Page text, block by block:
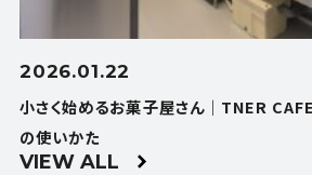
2026.01.22
小さく始めるお菓子屋さん｜TNER CAFE
の使いかた
VIEW ALL